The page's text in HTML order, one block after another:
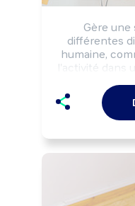
Gère
différentes
humaine,
l'activité dans
fixées